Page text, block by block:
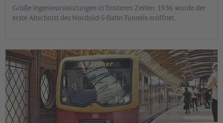
Große Ingenieursleistungen in finsteren Zeiten: 1936 wurde der
erste Abschnitt des Nordsüd-S-Bahn-Tunnels eröffnet.
Diana Möckl